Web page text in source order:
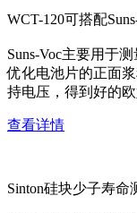
WCT-120可搭配
Suns-Voc主要用于
优化电池片的正面
持电压，得到好的
查看详情
Sinton硅块少子寿命